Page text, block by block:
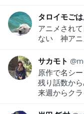
タロイモご
アニメされ
ない 神アニ
サカモト
原作で名シ
残り話数か
来週からク